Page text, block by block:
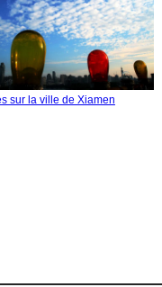
sur la ville de Xiamen